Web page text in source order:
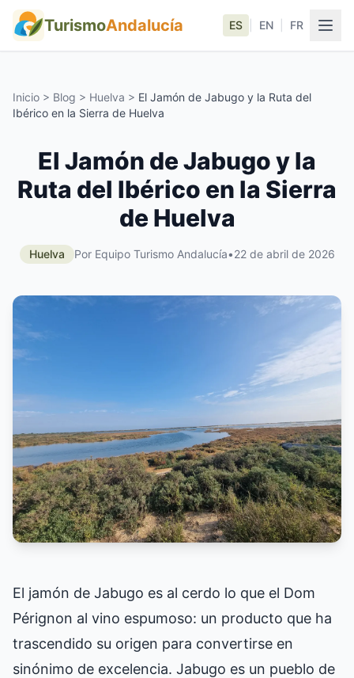
TurismoAndalucía ES EN FR
Inicio > Blog > Huelva > El Jamón de Jabugo y la Ruta del
Ibérico en la Sierra de Huelva
El Jamón de Jabugo y la
Ruta del Ibérico en la Sierra
de Huelva
Huelva Por Equipo Turismo Andalucía•22 de abril de 2026
El jamón de Jabugo es al cerdo lo que el Dom
Pérignon al vino espumoso: un producto que ha
trascendido su origen para convertirse en
sinónimo de excelencia. Jabugo es un pueblo de